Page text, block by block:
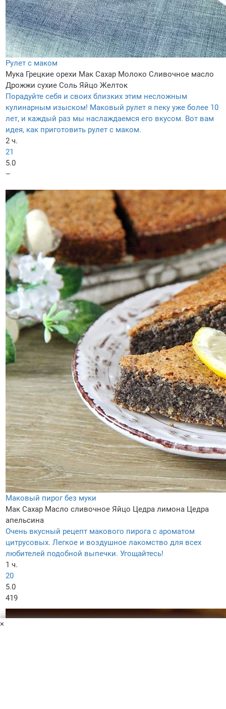
Рулет с маком
Мука Грецкие орехи Мак Сахар Молоко Сливочное масло
Дрожжи сухие Соль Яйцо Желток
Порадуйте себя и своих близких этим несложным
кулинарным изыском! Маковый рулет я пеку уже более 10
лет, и каждый раз мы наслаждаемся его вкусом. Вот вам
идея, как приготовить рулет с маком.
2 ч.
21
5.0
–
Маковый пирог без муки
Мак Сахар Масло сливочное Яйцо Цедра лимона Цедра
апельсина
Очень вкусный рецепт макового пирога с ароматом
цитрусовых. Легкое и воздушное лакомство для всех
любителей подобной выпечки. Угощайтесь!
1 ч.
20
5.0
419
×